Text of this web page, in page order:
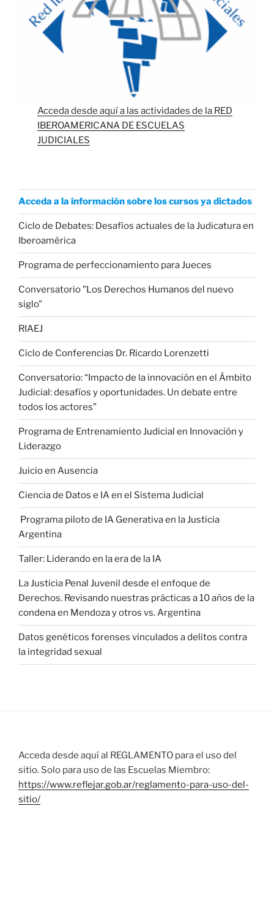
Acceda desde aquí a las actividades de la RED
IBEROAMERICANA DE ESCUELAS
JUDICIALES
Acceda a la información sobre los cursos ya dictados
Ciclo de Debates: Desafíos actuales de la Judicatura en
Iberoamérica
Programa de perfeccionamiento para Jueces
Conversatorio "Los Derechos Humanos del nuevo
siglo"
RIAEJ
Ciclo de Conferencias Dr. Ricardo Lorenzetti
Conversatorio: “Impacto de la innovación en el Ámbito
Judicial: desafíos y oportunidades. Un debate entre
todos los actores”
Programa de Entrenamiento Judicial en Innovación y
Liderazgo
Juicio en Ausencia
Ciencia de Datos e IA en el Sistema Judicial
Programa piloto de IA Generativa en la Justicia
Argentina
Taller: Liderando en la era de la IA
La Justicia Penal Juvenil desde el enfoque de
Derechos. Revisando nuestras prácticas a 10 años de la
condena en Mendoza y otros vs. Argentina
Datos genéticos forenses vinculados a delitos contra
la integridad sexual
Acceda desde aquí al REGLAMENTO para el uso del
sitio. Solo para uso de las Escuelas Miembro:
https://www.reflejar.gob.ar/reglamento-para-uso-del-
sitio/